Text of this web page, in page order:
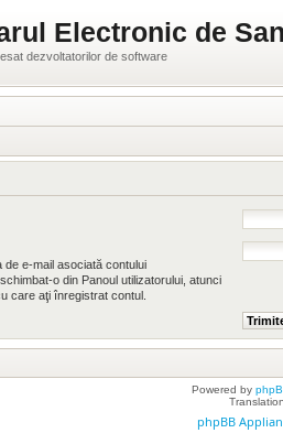
Electronic de
dezvoltatorilor de software
e-mail asociată contului
o din Panoul utilizatorului, atunci
care aţi înregistrat contul.
Powered by
phpBB